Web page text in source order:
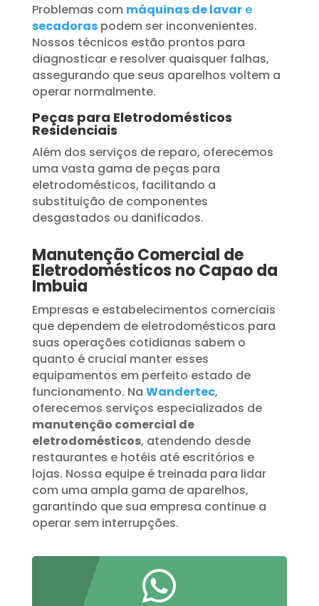
Problemas com máquinas de lavare
secadoraspodem ser inconvenientes.
Nossos técnicos estão prontos para
diagnosticar e resolver quaisquer falhas,
assegurando que seus aparelhos voltem a
operar normalmente.
Peças para Eletrodomésticos
Residenciais
Além dos serviços de reparo, oferecemos
uma vasta gama de peças para
eletrodomésticos, facilitando a
substituição de componentes
desgastados ou danificados.
Manutenção Comercial de
Eletrodomésticos no Capao da
Imbuia
Empresas e estabelecimentos comerciais
que dependem de eletrodomésticos para
suas operações cotidianas sabem o
quanto é crucial manter esses
equipamentos em perfeito estado de
funcionamento. Na Wandertec,
oferecemos serviços especializados de
manutenção comercial de
eletrodomésticos, atendendo desde
restaurantes e hotéis até escritórios e
lojas. Nossa equipe é treinada para lidar
com uma ampla gama de aparelhos,
garantindo que sua empresa continue a
operar sem interrupções.
